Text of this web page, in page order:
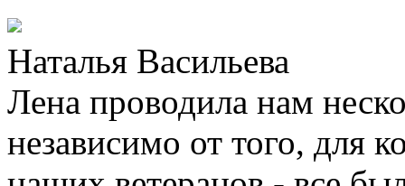
Наталья Васильева
Лена проводила нам
независимо от того, для